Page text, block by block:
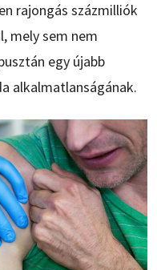
rajongás százmilliók
mely sem nem
egy újabb
alkalmatlanságának.